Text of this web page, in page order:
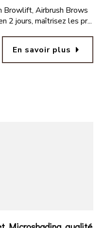
Browlift, Airbrush Brows
2 jours, maîtrisez les pr...
En savoir plus arrow_right